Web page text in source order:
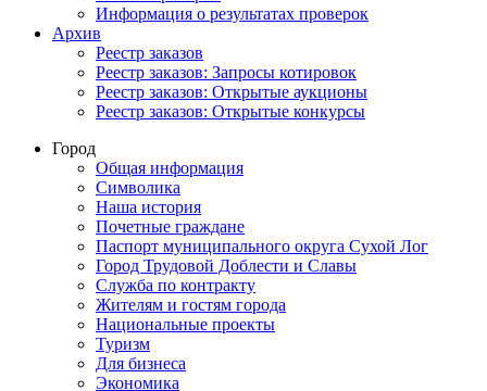
Информация о результатах проверок
Архив
Реестр заказов
Реестр заказов: Запросы котировок
Реестр заказов: Открытые аукционы
Реестр заказов: Открытые конкурсы
Город
Общая информация
Символика
Наша история
Почетные граждане
Паспорт муниципального округа Сухой Лог
Город Трудовой Доблести и Славы
Служба по контракту
Жителям и гостям города
Национальные проекты
Туризм
Для бизнеса
Экономика